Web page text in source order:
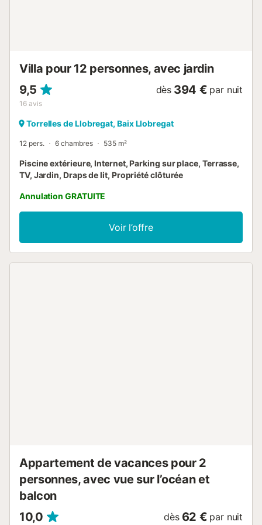
Villa pour 12 personnes, avec jardin
9,5
16 avis
dès 394 € par nuit
Torrelles de Llobregat, Baix Llobregat
12 pers. 6 chambres 535 m²
Piscine extérieure, Internet, Parking sur place, Terrasse,
TV, Jardin, Draps de lit, Propriété clôturée
Annulation GRATUITE
Voir l’offre
Appartement de vacances pour 2
personnes, avec vue sur l’océan et
balcon
10,0
dès 62 € par nuit